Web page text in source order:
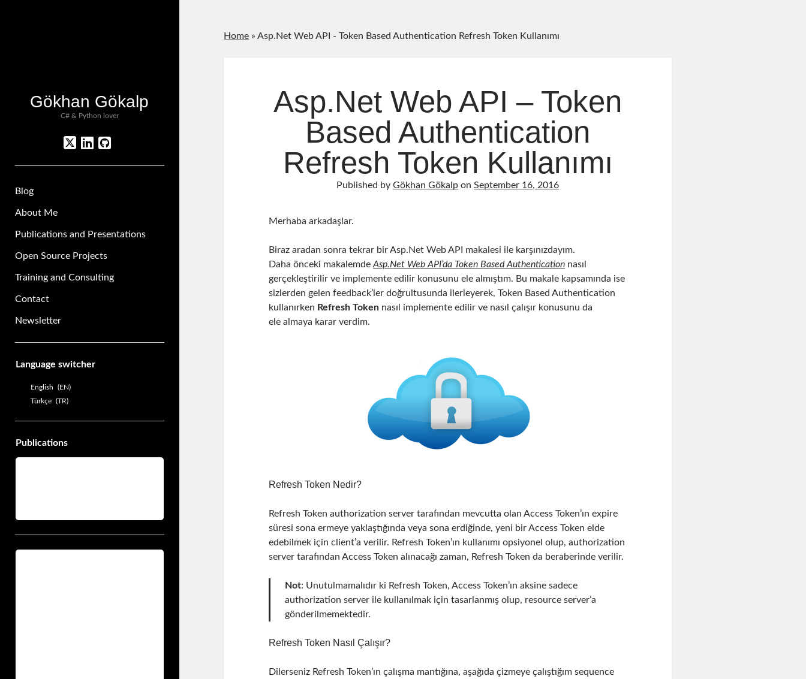
Gökhan Gökalp
C# & Python lover
twitterlinkedin
github
Blog
About Me
Publications and Presentations
Open Source Projects
Training and Consulting
Contact
Newsletter
Language switcher
English
EN
Türkçe
TR
Publications
Home »Asp.Net Web API - Token Based Authentication Refresh Token Kullanımı
Asp.Net Web API – Token
Based Authentication
Refresh Token Kullanımı
Published byGökhan Gökalp onSeptember 16, 2016
Merhaba arkadaşlar.
Biraz aradan sonra tekrar bir Asp.Net Web API makalesi ile karşınızdayım.
Daha önceki makalemdeAsp.Net Web API’da Token Based Authentication nasıl
gerçekleştirilir ve implemente edilir konusunu ele almıştım. Bu makale kapsamında ise
sizlerden gelen feedback’ler doğrultusunda ilerleyerek, Token Based Authentication
kullanırken Refresh Token nasıl implemente edilir ve nasıl çalışır konusunu da
ele almaya karar verdim.
Refresh Token Nedir?
Refresh Token authorization server tarafından mevcutta olan Access Token’ın expire
süresi sona ermeye yaklaştığında veya sona erdiğinde, yeni bir Access Token elde
edebilmek için client’a verilir. Refresh Token’ın kullanımı opsiyonel olup, authorization
server tarafından Access Token alınacağı zaman, Refresh Token da beraberinde verilir.
Not: Unutulmamalıdır ki Refresh Token, Access Token’ın aksine sadece
authorization server ile kullanılmak için tasarlanmış olup, resource server’a
gönderilmemektedir.
Refresh Token Nasıl Çalışır?
Dilerseniz Refresh Token’ın çalışma mantığına, aşağıda çizmeye çalıştığım sequence